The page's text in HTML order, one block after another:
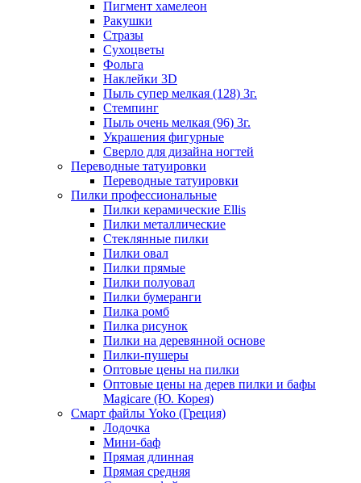
Пигмент хамелеон
Ракушки
Стразы
Сухоцветы
Фольга
Наклейки 3D
Пыль супер мелкая (128) 3г.
Стемпинг
Пыль очень мелкая (96) 3г.
Украшения фигурные
Сверло для дизайна ногтей
Переводные татуировки
Переводные татуировки
Пилки профессиональные
Пилки керамические Ellis
Пилки металлические
Стеклянные пилки
Пилки овал
Пилки прямые
Пилки полуовал
Пилки бумеранги
Пилка ромб
Пилка рисунок
Пилки на деревянной основе
Пилки-пушеры
Оптовые цены на пилки
Оптовые цены на дерев пилки и бафы
Magicare (Ю. Корея)
Смарт файлы Yoko (Греция)
Лодочка
Мини-баф
Прямая длинная
Прямая средняя